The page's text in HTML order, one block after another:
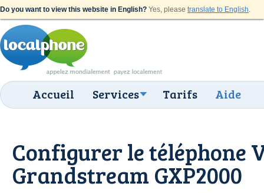
Do you want to view this website in English? Yes, please translate to English.
Accueil Services Tarifs Aide
Configurer le téléphone
Grandstream GXP2000